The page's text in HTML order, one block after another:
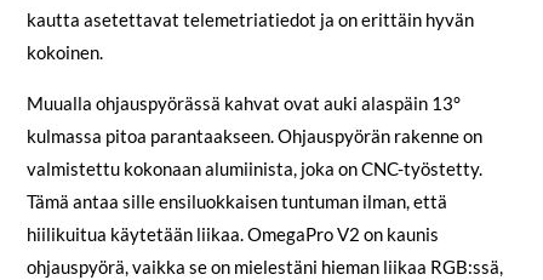
kautta asetettavat telemetriatiedot ja on erittäin hyvän
kokoinen.
Muualla ohjauspyörässä kahvat ovat auki alaspäin 13°
kulmassa pitoa parantaakseen. Ohjauspyörän rakenne on
valmistettu kokonaan alumiinista, joka on CNC-työstetty.
Tämä antaa sille ensiluokkaisen tuntuman ilman, että
hiilikuitua käytetään liikaa. OmegaPro V2 on kaunis
ohjauspyörä, vaikka se on mielestäni hieman liikaa RGB:ssä,